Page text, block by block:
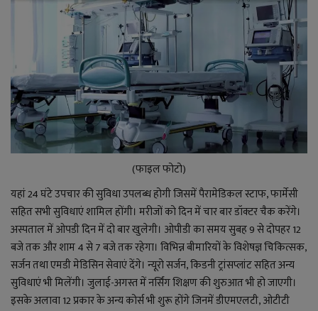
(फाइल फोटो)
यहां 24 घंटे उपचार की सुविधा उपलब्ध होगी जिसमें पैरामेडिकल स्टाफ, फार्मेसी
सहित सभी सुविधाएं शामिल होंगी। मरीजों को दिन में चार बार डॉक्टर चैक करेंगे।
अस्पताल में ओपडी दिन में दो बार खुलेगी। ओपीडी का समय सुबह 9 से दोपहर 12
बजे तक और शाम 4 से 7 बजे तक रहेगा। विभिन्न बीमारियों के विशेषज्ञ चिकित्सक,
सर्जन तथा एमडी मेडिसिन सेवाएं देंगे। न्यूरो सर्जन, किडनी ट्रांसप्लांट सहित अन्य
सुविधाएं भी मिलेंगी। जुलाई-अगस्त में नर्सिंग शिक्षण की शुरुआत भी हो जाएगी।
इसके अलावा 12 प्रकार के अन्य कोर्स भी शुरू होंगे जिनमें डीएमएलटी, ओटीटी